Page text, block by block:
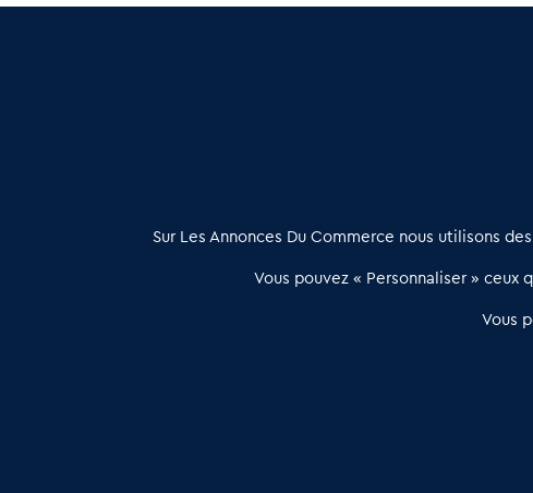
relation qualifiée conçu pour les acteurs de l’immobilier commercial
02
Sur Les Annonces Du Commerce nous utilisons
Vous pouvez « Personnaliser »
Vous